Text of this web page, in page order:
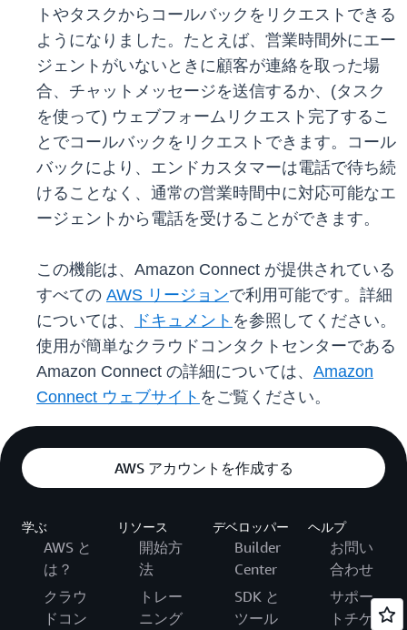
トやタスクからコールバックをリクエストできる
ようになりました。たとえば、営業時間外にエー
ジェントがいないときに顧客が連絡を取った場
合、チャットメッセージを送信するか、(タスク
を使って) ウェブフォームリクエスト完了するこ
とでコールバックをリクエストできます。コール
バックにより、エンドカスタマーは電話で待ち続
けることなく、通常の営業時間中に対応可能なエ
ージェントから電話を受けることができます。
この機能は、Amazon Connect が提供されている
すべての AWS リージョンで利用可能です。詳細
については、
ドキュメント を参照してください。
使用が簡単なクラウドコンタクトセンターである
Amazon Connect の詳細については、 Amazon
Connect ウェブサイト をご覧ください。
AWS アカウントを作成する
学ぶ
AWS と
は？
クラウ
ドコン
リソース
開始方
法
トレー
ニング
デベロッパー
Builder
Center
SDK と
ツール
ヘルプ
お問い
合わせ
サポー
トチケ